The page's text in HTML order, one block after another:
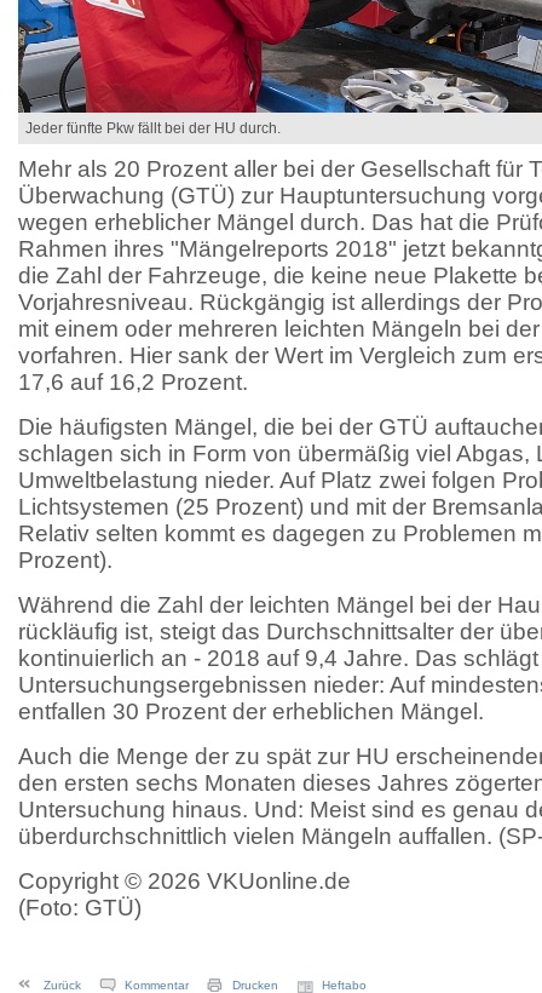
Jeder fünfte Pkw fällt bei der HU durch.
Mehr als 20 Prozent aller bei der Gesellschaft für
Überwachung (GTÜ) zur Hauptuntersuchung
wegen erheblicher Mängel durch. Das hat die
Rahmen ihres "Mängelreports 2018" jetzt
die Zahl der Fahrzeuge, die keine neue Plakette
Vorjahresniveau. Rückgängig ist allerdings der
mit einem oder mehreren leichten Mängeln bei
vorfahren. Hier sank der Wert im Vergleich zum
17,6 auf 16,2 Prozent.
Die häufigsten Mängel, die bei der GTÜ
schlagen sich in Form von übermäßig viel Abgas,
Umweltbelastung nieder. Auf Platz zwei folgen
Lichtsystemen (25 Prozent) und mit der
Relativ selten kommt es dagegen zu Problemen
Prozent).
Während die Zahl der leichten Mängel bei der
rückläufig ist, steigt das Durchschnittsalter der
kontinuierlich an - 2018 auf 9,4 Jahre. Das
Untersuchungsergebnissen nieder: Auf
entfallen 30 Prozent der erheblichen Mängel.
Auch die Menge der zu spät zur HU
den ersten sechs Monaten dieses Jahres
Untersuchung hinaus. Und: Meist sind es genau
überdurchschnittlich vielen Mängeln auffallen.
Copyright © 2026 VKUonline.de
(Foto: GTÜ)
Zurück Kommentar Drucken Heftabo